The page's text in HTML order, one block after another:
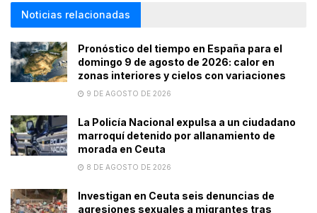
Noticias relacionadas
Pronóstico del tiempo en España para el
domingo 9 de agosto de 2026: calor en
zonas interiores y cielos con variaciones
9 DE AGOSTO DE 2026
La Policía Nacional expulsa a un ciudadano
marroquí detenido por allanamiento de
morada en Ceuta
8 DE AGOSTO DE 2026
Investigan en Ceuta seis denuncias de
agresiones sexuales a migrantes tras